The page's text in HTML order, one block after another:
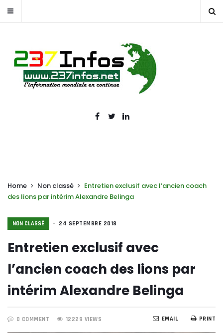
Home Non classé
Entretien exclusif avec l’ancien coach
des lions par intérim Alexandre Belinga
NON CLASSÉ 24 SEPTEMBRE 2018
Entretien exclusif avec
l’ancien coach des lions par
intérim Alexandre Belinga
0 COMMENT 12229 VIEWS PRINT
EMAIL